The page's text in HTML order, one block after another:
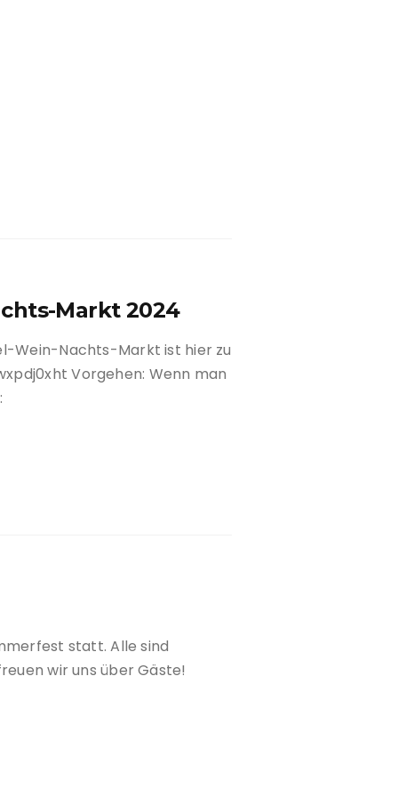
Markt 2024
Wein-Nachts-Markt ist hier zu
Vorgehen: Wenn man
statt. Alle sind
wir uns über Gäste!